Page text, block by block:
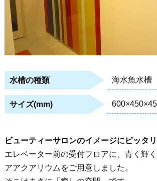
水槽の種類 海水魚水槽
サイズ(mm)
ビューティーサロンのイメージにピッタリ
エレベーター前の受付フロアに、青く輝
アアクアリウムをご用意しました。